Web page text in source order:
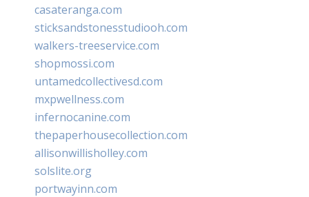
casateranga.com
sticksandstonesstudiooh.com
walkers-treeservice.com
shopmossi.com
untamedcollectivesd.com
mxpwellness.com
infernocanine.com
thepaperhousecollection.com
allisonwillisholley.com
solslite.org
portwayinn.com